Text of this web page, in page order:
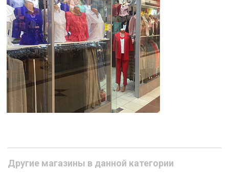
Другие магазины в данной категории